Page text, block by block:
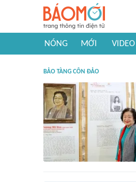
NÓNG MỚI VIDEO
BẢO TÀNG CÔN ĐẢO